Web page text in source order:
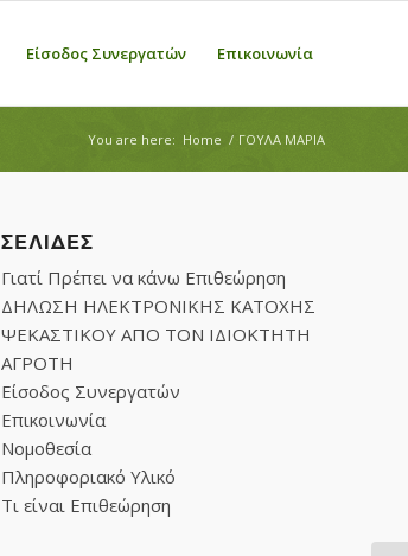
Είσοδος Συνεργατών Επικοινωνία
You are here: Home / ΓΟΥΛΑ ΜΑΡΙΑ
ΣΕΛΊΔΕΣ
Γιατί Πρέπει να κάνω Επιθεώρηση
ΔΗΛΩΣΗ ΗΛΕΚΤΡΟΝΙΚΗΣ ΚΑΤΟΧΗΣ
ΨΕΚΑΣΤΙΚΟΥ ΑΠΟ ΤΟΝ ΙΔΙΟΚΤΗΤΗ
ΑΓΡΟΤΗ
Είσοδος Συνεργατών
Επικοινωνία
Νομοθεσία
Πληροφοριακό Υλικό
Τι είναι Επιθεώρηση